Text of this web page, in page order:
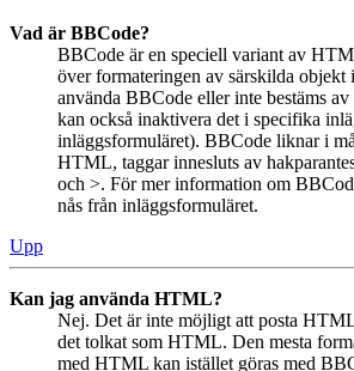
Vad är BBCode?
BBCode är en speciell variant av
över formateringen av särskilda objekt
använda BBCode eller inte bestäms
kan också inaktivera det i specifika
inläggsformuläret). BBCode liknar i
HTML, taggar innesluts av
och >. För mer information om
nås från inläggsformuläret.
Upp
Kan jag använda HTML?
Nej. Det är inte möjligt att posta
det tolkat som HTML. Den mesta
med HTML kan istället göras med